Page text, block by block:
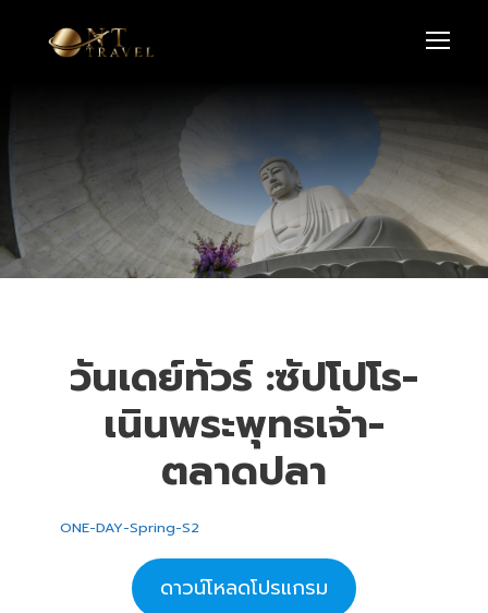
วันเดย์ทัวร์ :ซัปโปโร-
เนินพระพุทธเจ้า-
ตลาดปลา
ONE-DAY-Spring-S2
ดาวน์โหลดโปรแกรม